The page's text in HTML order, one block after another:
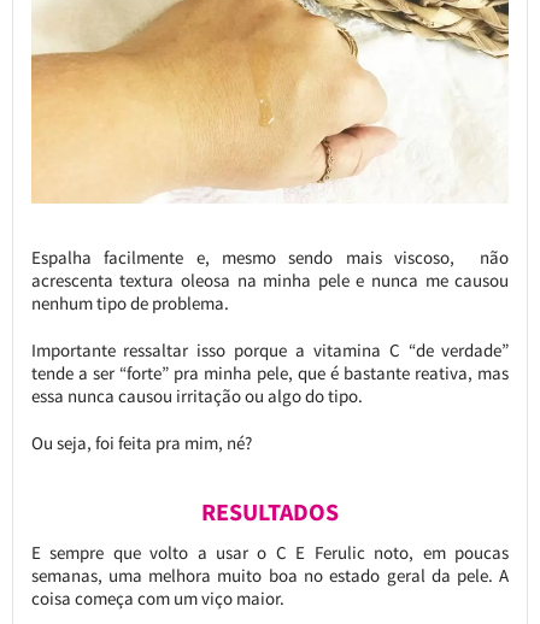
Espalha facilmente e, mesmo sendo mais viscoso, não
acrescenta textura oleosa na minha pele e nunca me causou
nenhum tipo de problema.
Importante ressaltar isso porque a vitamina C “de verdade”
tende a ser “forte” pra minha pele, que é bastante reativa, mas
essa nunca causou irritação ou algo do tipo.
Ou seja, foi feita pra mim, né?
RESULTADOS
E sempre que volto a usar o C E Ferulic noto, em poucas
semanas, uma melhora muito boa no estado geral da pele. A
coisa começa com um viço maior.